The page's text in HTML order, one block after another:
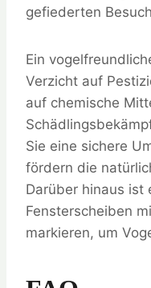
gefiederten
Ein
Verzicht auf
auf chemische
Sie eine sichere
fördern die
Darüber hinaus ist
Fensterscheiben
markieren, um